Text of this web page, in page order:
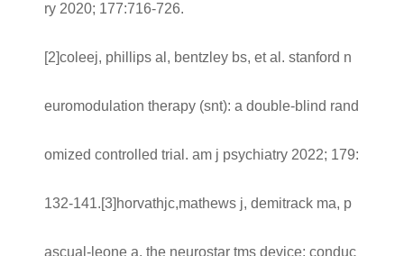
ry 2020; 177:716-726.
[2]coleej, phillips al, bentzley bs, et al. stanford n
euromodulation therapy (snt): a double-blind rand
omized controlled trial. am j psychiatry 2022; 179:
132-141. [3]horvathjc,mathews j, demitrack ma, p
ascual-leone a. the neurostar tms device: conduc